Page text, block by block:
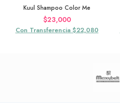
Kuul Shampoo Color Me
$23,000
Con Transferencia $22,080